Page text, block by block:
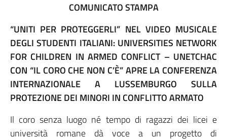
COMUNICATO STAMPA
“UNITI PER PROTEGGERLI” NEL VIDEO MUSICALE
DEGLI STUDENTI ITALIANI: UNIVERSITIES NETWORK
FOR CHILDREN IN ARMED CONFLICT – UNETCHAC
CON “IL CORO CHE NON C’È” APRE LA CONFERENZA
INTERNAZIONALE A LUSSEMBURGO SULLA
PROTEZIONE DEI MINORI IN CONFLITTO ARMATO
Il coro senza luogo né tempo di ragazzi dei licei e
università romane dà voce a un progetto di